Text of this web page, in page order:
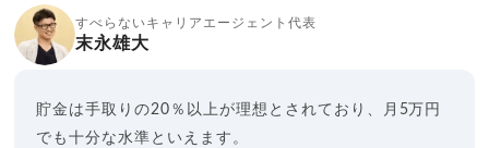
すべらないキャリアエージェント代表
末永雄大
貯金は手取りの20％以上が理想とされており、月5万円
でも十分な水準といえます。